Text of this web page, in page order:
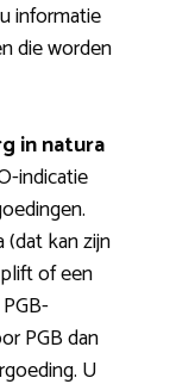
informatie
die worden
in natura
indicatie
(dat kan zijn
of een
PGB dan
U